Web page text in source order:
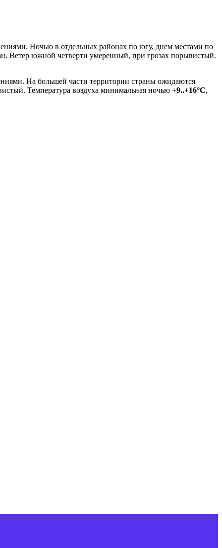
Ночью в отдельных районах по югу, днем местами по
Ветер южной четверти умеренный, при грозах порывистый.
На большей части территории страны ожидаются
Температура воздуха минимальная ночью +9..+16°С,